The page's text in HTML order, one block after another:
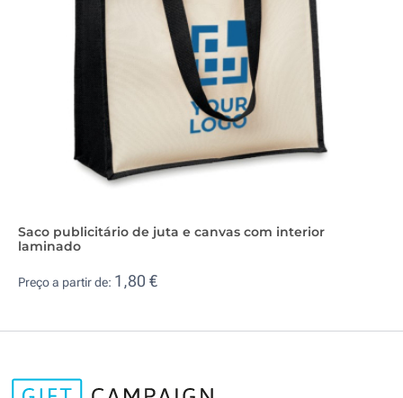
Saco publicitário de juta e canvas com interior
laminado
Preço a partir de: 1,80 €